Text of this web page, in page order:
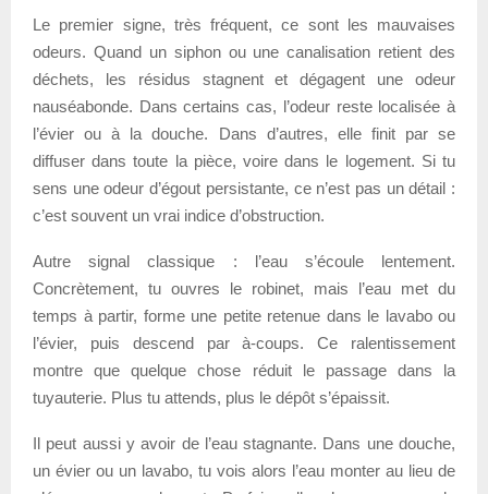
Le premier signe, très fréquent, ce sont les mauvaises
odeurs. Quand un siphon ou une canalisation retient des
déchets, les résidus stagnent et dégagent une odeur
nauséabonde. Dans certains cas, l’odeur reste localisée à
l’évier ou à la douche. Dans d’autres, elle finit par se
diffuser dans toute la pièce, voire dans le logement. Si tu
sens une odeur d’égout persistante, ce n’est pas un détail :
c’est souvent un vrai indice d’obstruction.
Autre signal classique : l’eau s’écoule lentement.
Concrètement, tu ouvres le robinet, mais l’eau met du
temps à partir, forme une petite retenue dans le lavabo ou
l’évier, puis descend par à-coups. Ce ralentissement
montre que quelque chose réduit le passage dans la
tuyauterie. Plus tu attends, plus le dépôt s’épaissit.
Il peut aussi y avoir de l’eau stagnante. Dans une douche,
un évier ou un lavabo, tu vois alors l’eau monter au lieu de